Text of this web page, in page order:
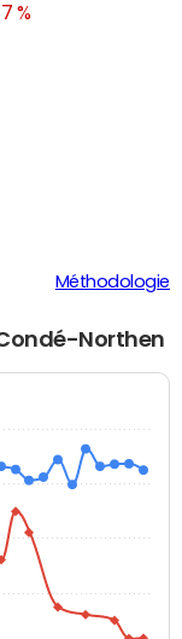
%
Méthodologie
Northen